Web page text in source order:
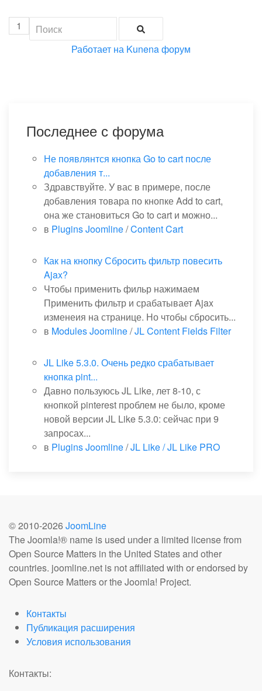
1
Работает на Kunena форум
Последнее с форума
Не появлянтся кнопка Go to cart после
добавления т...
Здравствуйте. У вас в примере, после
добавления товара по кнопке Add to cart,
она же становиться Go to cart и можно...
в Plugins Joomline/Content Cart
Как на кнопку Сбросить фильтр повесить
Ajax?
Чтобы применить фильр нажимаем
Применить фильтр и срабатывает Ajax
изменеия на странице. Но чтобы сбросить...
в Modules Joomline/JL Content Fields Filter
JL Like 5.3.0. Очень редко срабатывает
кнопка pint...
Давно пользуюсь JL Like, лет 8-10, с
кнопкой pinterest проблем не было, кроме
новой версии JL Like 5.3.0: сейчас при 9
запросах...
в Plugins Joomline/JL Like / JL Like PRO
© 2010-2026 JoomLine
The Joomla!® name is used under a limited license from
Open Source Matters in the United States and other
countries. joomline.net is not affiliated with or endorsed by
Open Source Matters or the Joomla! Project.
Контакты
Публикация расширения
Условия использования
Контакты: